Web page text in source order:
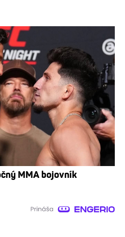
MMA bojovník